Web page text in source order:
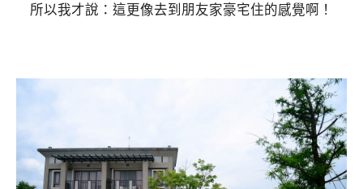
所以我才說：這更像去到朋友家豪宅住的感覺啊！